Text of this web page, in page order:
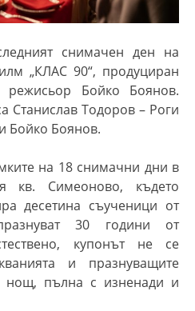
снимачен ден на
„КЛАС 90“, продуциран
Бойко Боянов.
Станислав Тодоров – Роги
Бойко Боянов.
на 18 снимачни дни в
кв. Симеоново, където
десетина съученици от
30 години от
купонът не се
и празнуващите
нощ, пълна с изненади и